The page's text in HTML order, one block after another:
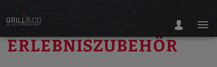
ERLEBNISZUBEHÖR